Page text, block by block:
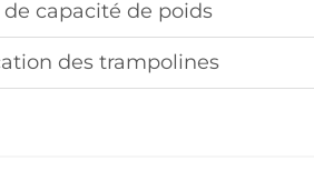
capacité de poids
des trampolines